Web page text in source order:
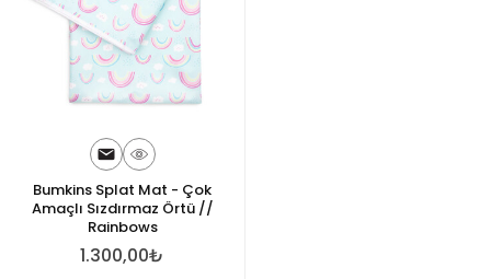
Bumkins Splat Mat - Çok
Amaçlı Sızdırmaz Örtü //
Rainbows
1.300,00₺